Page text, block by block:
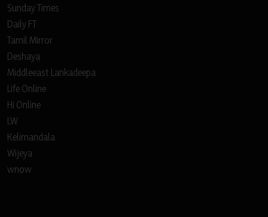
Sunday Times
Daily FT
Tamil Mirror
Deshaya
Middleeast Lankadeepa
Life Online
Hi Online
LW
Kelimandala
Wijeya
wnow